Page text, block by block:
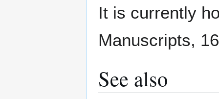
It is currently
Manuscripts,
See also